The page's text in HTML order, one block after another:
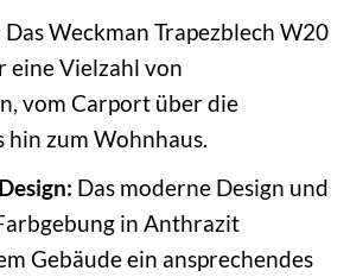
Das Weckman Trapezblech W20
eine Vielzahl von
vom Carport über die
hin zum Wohnhaus.
Das moderne Design und
in Anthrazit
Gebäude ein ansprechendes